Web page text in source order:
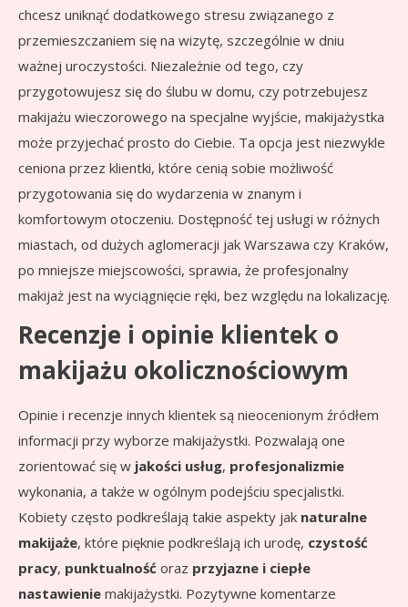
chcesz uniknąć dodatkowego stresu związanego z
przemieszczaniem się na wizytę, szczególnie w dniu
ważnej uroczystości. Niezależnie od tego, czy
przygotowujesz się do ślubu w domu, czy potrzebujesz
makijażu wieczorowego na specjalne wyjście, makijażystka
może przyjechać prosto do Ciebie. Ta opcja jest niezwykle
ceniona przez klientki, które cenią sobie możliwość
przygotowania się do wydarzenia w znanym i
komfortowym otoczeniu. Dostępność tej usługi w różnych
miastach, od dużych aglomeracji jak Warszawa czy Kraków,
po mniejsze miejscowości, sprawia, że profesjonalny
makijaż jest na wyciągnięcie ręki, bez względu na lokalizację.
Recenzje i opinie klientek o
makijażu okolicznościowym
Opinie i recenzje innych klientek są nieocenionym źródłem
informacji przy wyborze makijażystki. Pozwalają one
zorientować się w jakości usług, profesjonalizmie
wykonania, a także w ogólnym podejściu specjalistki.
Kobiety często podkreślają takie aspekty jak naturalne
makijaże, które pięknie podkreślają ich urodę, czystość
pracy, punktualność oraz przyjazne i ciepłe
nastawienie makijażystki. Pozytywne komentarze